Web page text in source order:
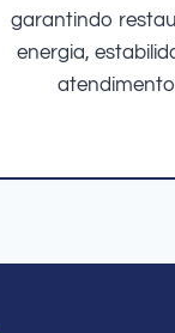
garantindo
energia,